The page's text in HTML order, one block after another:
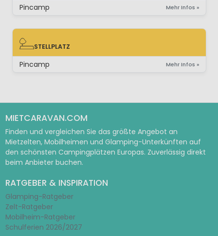
Pincamp Mehr Infos »
STELLPLATZ
STELLPLATZ
Pincamp Mehr Infos »
MIETCARAVAN.COM
Finden und vergleichen Sie das größte Angebot an
Mietzelten, Mobilheimen und Glamping-Unterkünften auf
den schönsten Campingplätzen Europas. Zuverlässig direkt
beim Anbieter buchen.
RATGEBER & INSPIRATION
Glamping-Ratgeber
Zelt-Ratgeber
Mobilheim-Ratgeber
Schulferien 2026/2027